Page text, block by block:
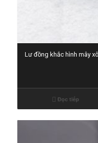
Lư đồng khắc hình mây
Đọc tiếp